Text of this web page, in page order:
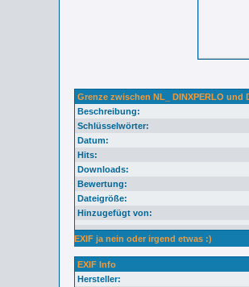
Grenze zwischen NL_ DINXPERLO und
Beschreibung:
Schlüsselwörter:
Datum:
Hits:
Downloads:
Bewertung:
Dateigröße:
Hinzugefügt von:
EXIF ja nein oder irgend etwas :)
EXIF Info
Hersteller: